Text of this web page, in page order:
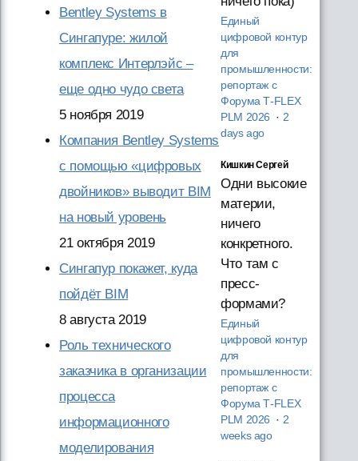
Bentley Systems в
Сингапуре: жилой
комплекс Интерлэйс –
еще одно чудо света
5 ноября 2019
Компания Bentley Systems
с помощью «цифровых
двойников» выводит BIM
на новый уровень
21 октября 2019
Сингапур покажет, куда
пойдёт BIM
8 августа 2019
Роль технического
заказчика в организации
процесса
информационного
моделирования
Единый
цифровой контур
для
промышленности:
репортаж с
Форума T‑FLEX
PLM 2026 · 2
days ago
Кишкин Сергей
Одни высокие
материи,
ничего
конкретного.
Что там с
пресс-
формами?
Единый
цифровой контур
для
промышленности:
репортаж с
Форума T‑FLEX
PLM 2026 · 2
weeks ago